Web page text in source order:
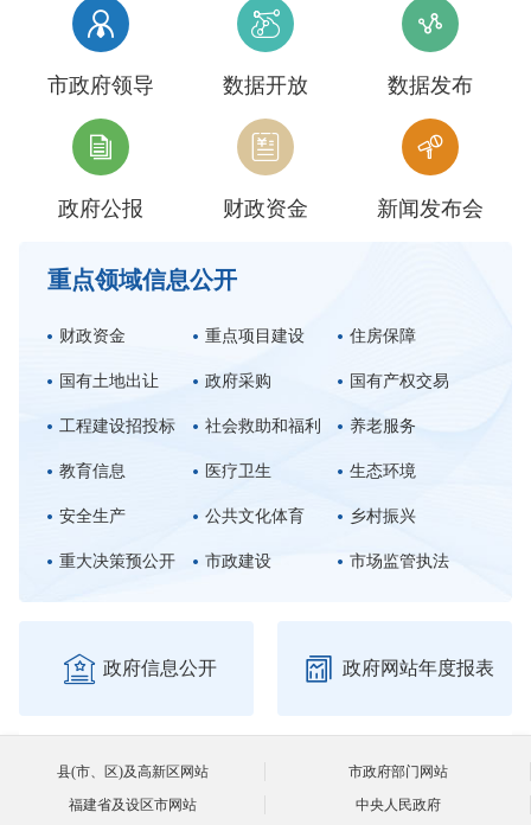

市政府领导

数据开放

数据发布

政府公报

财政资金

新闻发布会
重点领域信息公开
财政资金 重点项目建设 住房保障
国有土地出让 政府采购 国有产权交易
工程建设招投标 社会救助和福利 养老服务
教育信息 医疗卫生 生态环境
安全生产 公共文化体育 乡村振兴
重大决策预公开 市政建设 市场监管执法
 政府信息公开  政府网站年度报表
县(市、区)及高新区网站
市政府部门网站
福建省及设区市网站
中央人民政府